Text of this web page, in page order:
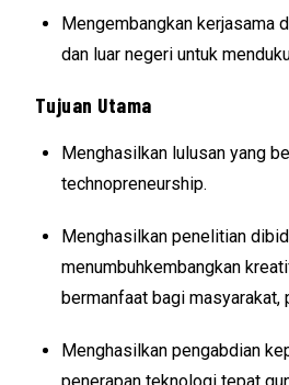
Mengembangkan kerjasama
dan luar negeri untuk
Tujuan Utama
Menghasilkan lulusan yang
technopreneurship.
Menghasilkan penelitian
menumbuhkembangkan
bermanfaat bagi masyarakat,
Menghasilkan pengabdian